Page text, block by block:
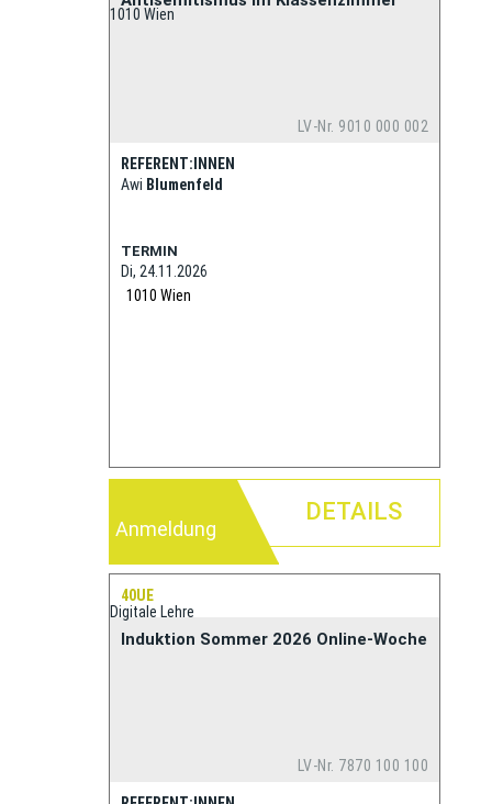
LV-Nr. 9010 000 002
REFERENT:INNEN
Awi Blumenfeld
TERMIN
Di, 24.11.2026
1010 Wien
1010 Wien
Anmeldung
DETAILS
40UE
Induktion Sommer 2026 Online-Woche
LV-Nr. 7870 100 100
Digitale Lehre